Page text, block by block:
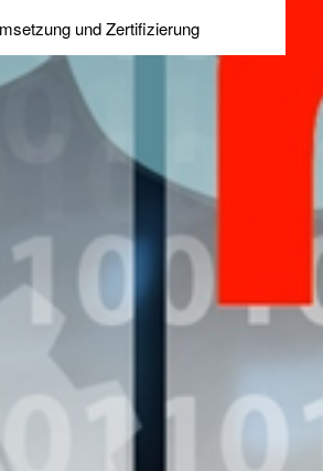
und Zertifizierung